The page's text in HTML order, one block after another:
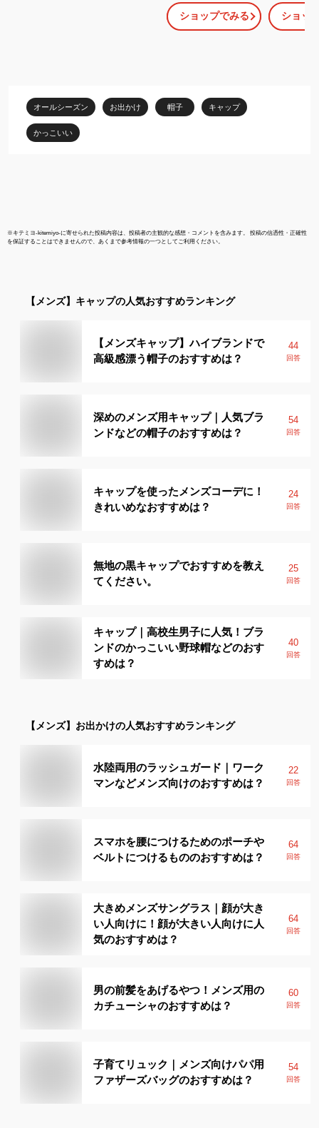
ン ブランド 帽子 野球チ
ーム MVP12WBV 帽子
MLB メンズ レディース
ショップでみる
ルリーグ
ジャース/ジ
パドレス/ロ
ショッ
オールシーズン お出かけ 帽子 キャップ
かっこいい
※キテミヨ-kitemiyo-に寄せられた投稿内容は、投稿者の主観的な感想・コメントを含みます。 投稿の信憑性・正確性
を保証することはできませんので、あくまで参考情報の一つとしてご利用ください。
【メンズ】 キャップの人気おすすめランキング
【メンズキャップ】ハイブランドで
高級感漂う帽子のおすすめは？
44
回答
深めのメンズ用キャップ｜人気ブラ
ンドなどの帽子のおすすめは？
54
回答
キャップを使ったメンズコーデに！
きれいめなおすすめは？
24
回答
無地の黒キャップでおすすめを教え
てください。
25
回答
キャップ｜高校生男子に人気！ブラ
ンドのかっこいい野球帽などのおす
すめは？
40
回答
【メンズ】 お出かけの人気おすすめランキング
水陸両用のラッシュガード｜ワーク
マンなどメンズ向けのおすすめは？
22
回答
スマホを腰につけるためのポーチや
ベルトにつけるもののおすすめは？
64
回答
大きめメンズサングラス｜顔が大き
い人向けに！顔が大きい人向けに人
気のおすすめは？
64
回答
男の前髪をあげるやつ！メンズ用の
カチューシャのおすすめは？
60
回答
子育てリュック｜メンズ向けパパ用
ファザーズバッグのおすすめは？
54
回答